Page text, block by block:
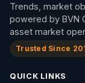
Trends, market
powered by BVN
asset market
Trusted Since
QUICK LINKS